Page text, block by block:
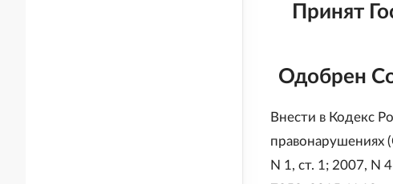
Принят
Одобрен
Внести в Кодекс
правонарушениях
N 1, ст. 1; 2007, N